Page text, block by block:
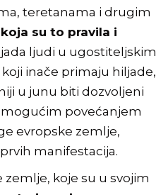
teretanama i drugim
su to pravila i
ljudi u ugostiteljskim
inače primaju hiljade,
u junu biti dozvoljeni
mogućim povećanjem
evropske zemlje,
manifestacija.
koje su u svojim